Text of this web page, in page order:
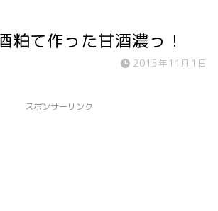
粕て作った甘酒濃っ！
2015年11月1日
スポンサーリンク